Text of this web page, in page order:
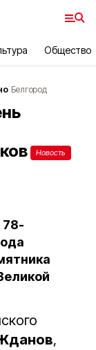
Общество
Белгород
Новость
78-
,